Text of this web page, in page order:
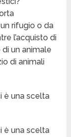
rifugio o da
l’acquisto di
un animale
di animali
è una scelta
è una scelta